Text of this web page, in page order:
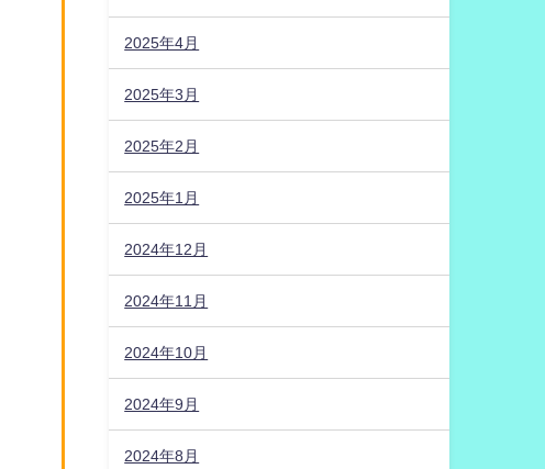
2025年4月
2025年3月
2025年2月
2025年1月
2024年12月
2024年11月
2024年10月
2024年9月
2024年8月